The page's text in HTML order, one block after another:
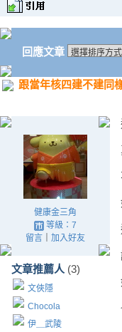
回應文章
跟當年核四建不建同
健康金三角
等級：7
留言｜ 加入好友
文章推薦人 (3)
文俠隱
Chocola
伊＿武陵